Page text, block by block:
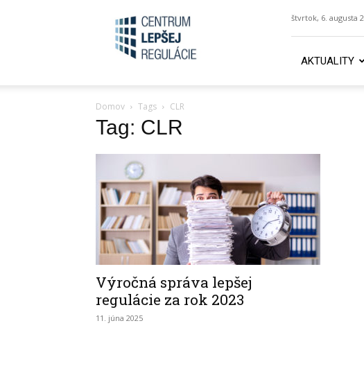
štvrtok, 6. augusta
AKTUALITY
Domov Tags CLR
Tag: CLR
Výročná správa lepšej
regulácie za rok 2023
11. júna 2025